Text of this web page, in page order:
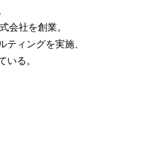
会社を創業。
ティングを実施、
いる。